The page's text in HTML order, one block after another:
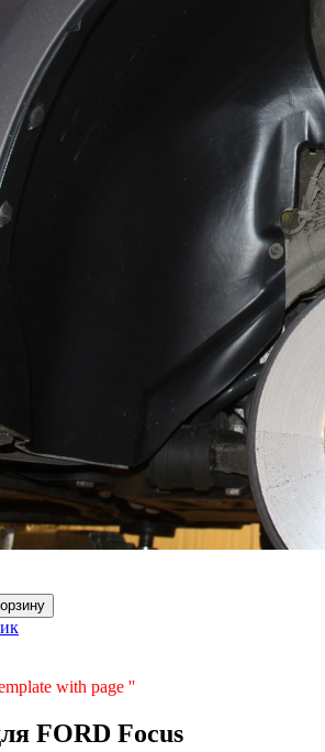
в корзину
with page ''
FORD Focus